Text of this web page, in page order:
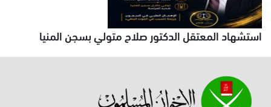
استشهاد المعتقل الدكتور صلاح متولي بسجن المنيا